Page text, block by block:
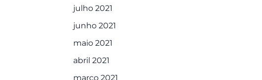
julho 2021
junho 2021
maio 2021
abril 2021
março 2021